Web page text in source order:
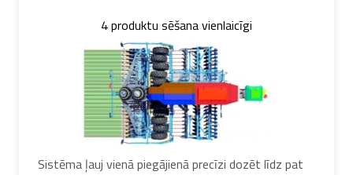
4 produktu sēšana vienlaicīgi
Sistēma ļauj vienā piegājienā precīzi dozēt līdz pat